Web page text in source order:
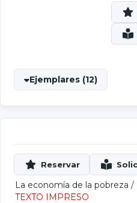
Ejemplares (12)
La economía de la pobreza /
TEXTO IMPRESO